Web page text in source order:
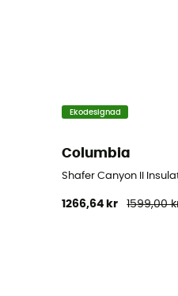
Ekodesignad
Columbia
Shafer Canyon II
1266,64 kr 1599,00